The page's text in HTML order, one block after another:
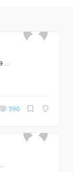
390